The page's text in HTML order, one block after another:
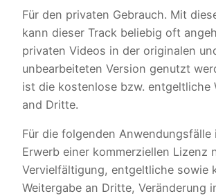
Für den privaten Gebrauch. Mit
kann dieser Track beliebig oft
privaten Videos in der originalen
unbearbeiteten Version genutzt
ist die kostenlose bzw. entgeltliche
and Dritte.
Für die folgenden Anwendungsfälle
Erwerb einer kommerziellen Lizenz
Vervielfältigung, entgeltliche sowie
Weitergabe an Dritte, Veränderung